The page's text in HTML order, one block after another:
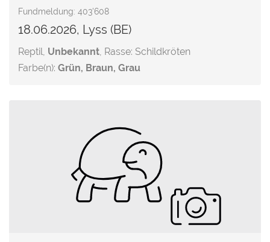
Fundmeldung: 403'608
18.06.2026, Lyss (BE)
Reptil, Unbekannt, Rasse: Schildkröten
Farbe(n): Grün, Braun, Grau